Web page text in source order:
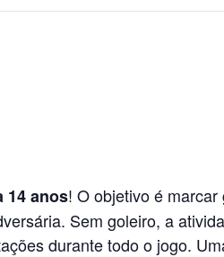
14 anos! O objetivo é
Sem goleiro, a
durante todo o jogo.